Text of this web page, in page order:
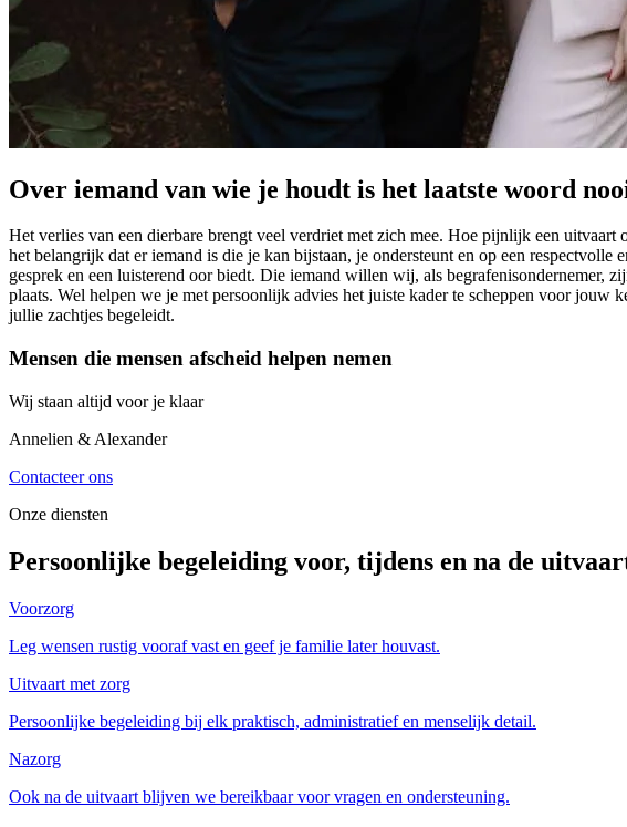
Over iemand van wie je houdt is het laatste woord
Het verlies van een dierbare brengt veel verdriet met zich mee. Hoe pijnlijk een
het belangrijk dat er iemand is die je kan bijstaan, je ondersteunt en op een
gesprek en een luisterend oor biedt. Die iemand willen wij, als
plaats. Wel helpen we je met persoonlijk advies het juiste kader te scheppen voor
jullie zachtjes begeleidt.
Mensen die mensen afscheid helpen nemen
Wij staan altijd voor je klaar
Annelien & Alexander
Contacteer ons
Onze diensten
Persoonlijke begeleiding voor, tijdens en na de
Voorzorg
Leg wensen rustig vooraf vast en geef je familie later houvast.
Uitvaart met zorg
Persoonlijke begeleiding bij elk praktisch, administratief en menselijk detail.
Nazorg
Ook na de uitvaart blijven we bereikbaar voor vragen en ondersteuning.